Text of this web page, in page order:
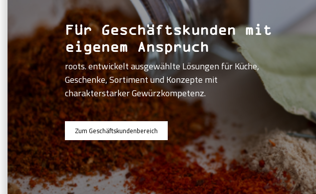
Für Geschäftskunden mit
eigenem Anspruch
roots. entwickelt ausgewählte Lösungen für Küche,
Geschenke, Sortiment und Konzepte mit
charakterstarker Gewürzkompetenz.
Zum Geschäftskundenbereich